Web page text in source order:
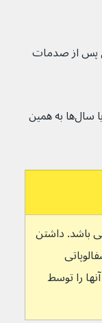
تدریج و اغلب حدود ۱۰ سال پس از صدمات
این علائم ممکن است به تدریج بدتر شوند یا سال‌ها به همین
باشد. داشتن
را توسط